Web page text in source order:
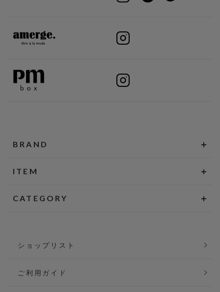
BRAND
ITEM
CATEGORY
ショップリスト
ご利用ガイド